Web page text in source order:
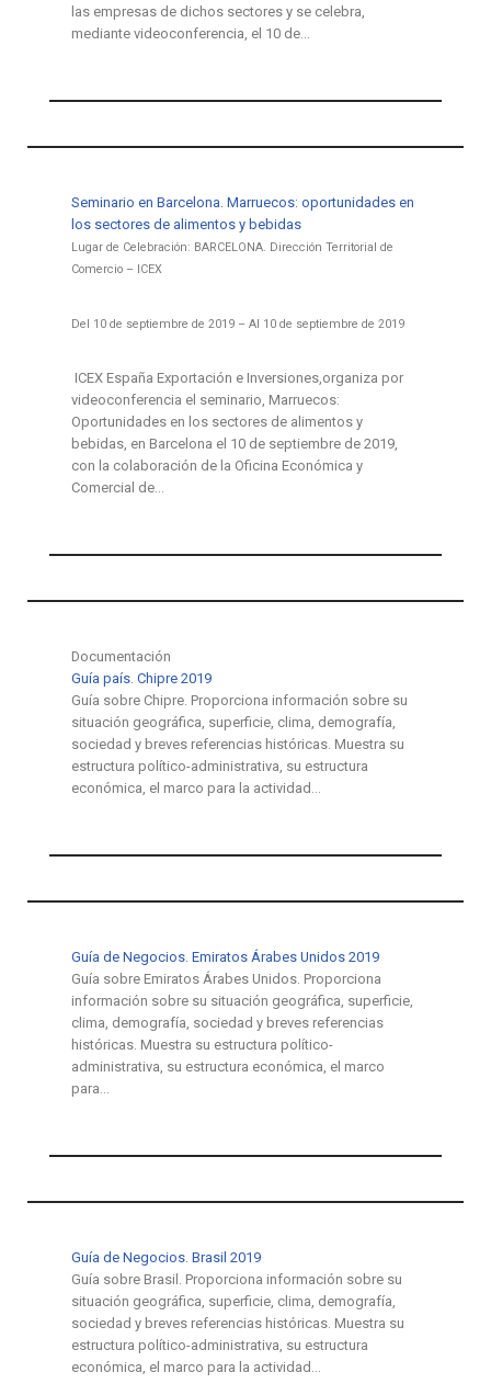
las empresas de dichos sectores y se celebra,
mediante videoconferencia, el 10 de…
Seminario en Barcelona. Marruecos: oportunidades en
los sectores de alimentos y bebidas
Lugar de Celebración: BARCELONA. Dirección Territorial de
Comercio – ICEX
Del 10 de septiembre de 2019 – Al 10 de septiembre de 2019
ICEX España Exportación e Inversiones,organiza por
videoconferencia el seminario, Marruecos:
Oportunidades en los sectores de alimentos y
bebidas, en Barcelona el 10 de septiembre de 2019,
con la colaboración de la Oficina Económica y
Comercial de…
Documentación
Guía país. Chipre 2019
Guía sobre Chipre. Proporciona información sobre su
situación geográfica, superficie, clima, demografía,
sociedad y breves referencias históricas. Muestra su
estructura político-administrativa, su estructura
económica, el marco para la actividad…
Guía de Negocios. Emiratos Árabes Unidos 2019
Guía sobre Emiratos Árabes Unidos. Proporciona
información sobre su situación geográfica, superficie,
clima, demografía, sociedad y breves referencias
históricas. Muestra su estructura político-
administrativa, su estructura económica, el marco
para…
Guía de Negocios. Brasil 2019
Guía sobre Brasil. Proporciona información sobre su
situación geográfica, superficie, clima, demografía,
sociedad y breves referencias históricas. Muestra su
estructura político-administrativa, su estructura
económica, el marco para la actividad…